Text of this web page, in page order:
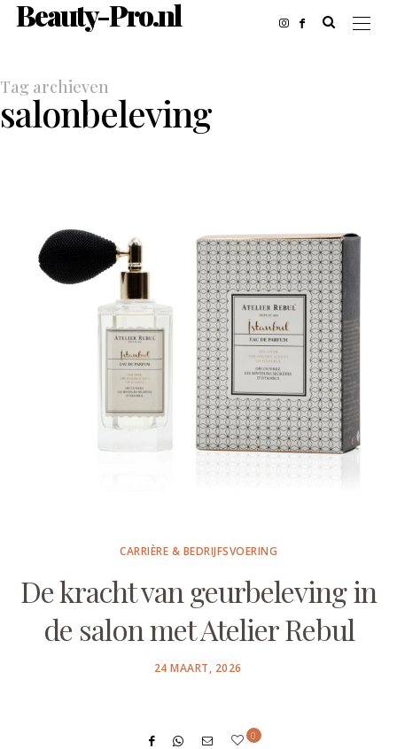
Beauty-Pro.nl
Tag archieven
salonbeleving
CARRIÈRE & BEDRIJFSVOERING
De kracht van geurbeleving in
de salon met Atelier Rebul
POSTED
24 MAART, 2026
0